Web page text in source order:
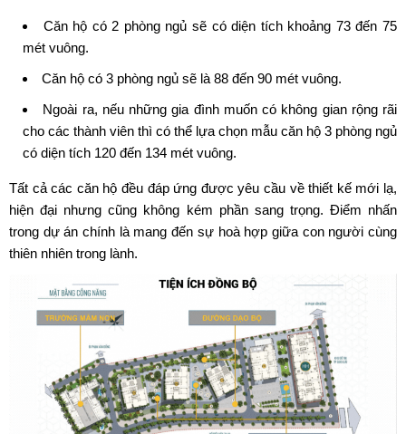
Căn hộ có 2 phòng ngủ sẽ có diện tích khoảng 73 đến 75
mét vuông.
Căn hộ có 3 phòng ngủ sẽ là 88 đến 90 mét vuông.
Ngoài ra, nếu những gia đình muốn có không gian rộng rãi
cho các thành viên thì có thể lựa chọn mẫu căn hộ 3 phòng ngủ
có diện tích 120 đến 134 mét vuông.
Tất cả các căn hộ đều đáp ứng được yêu cầu về thiết kế mới lạ,
hiện đại nhưng cũng không kém phần sang trọng. Điểm nhấn
trong dự án chính là mang đến sự hoà hợp giữa con người cùng
thiên nhiên trong lành.